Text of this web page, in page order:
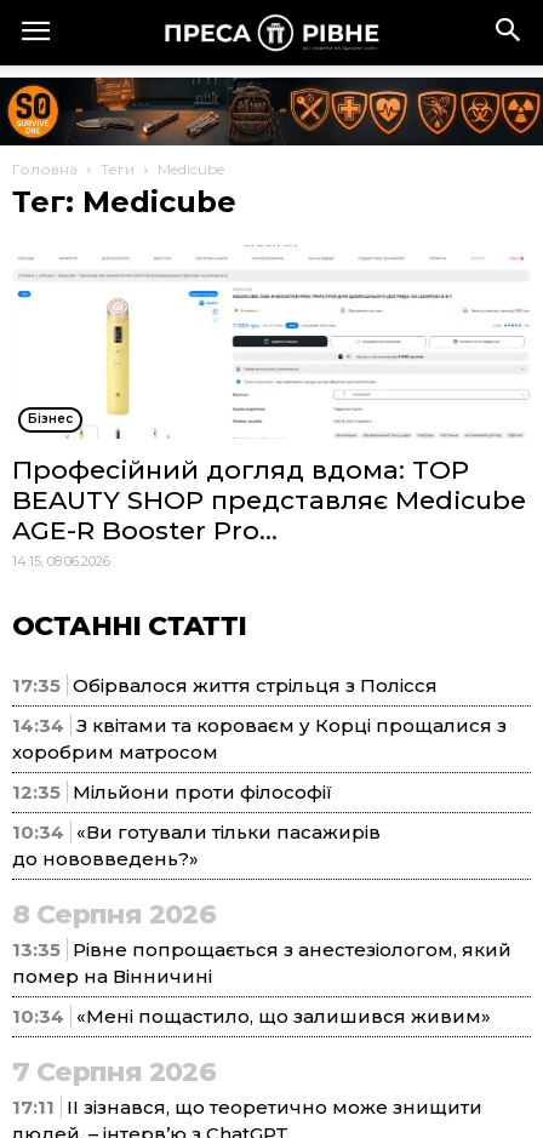
Головна Теги Medicube
Тег: Medicube
Бізнес
Професійний догляд вдома: TOP
BEAUTY SHOP представляє Medicube
AGE-R Booster Pro...
14:15, 08.06.2026
ОСТАННІ СТАТТІ
17:35 Обірвалося життя стрільця з Полісся
14:34 З квітами та короваєм у Корці прощалися з
хоробрим матросом
12:35 Мільйони проти філософії
10:34
«Ви готували тільки пасажирів
до нововведень?»
8 Серпня 2026
13:35 Рівне попрощається з анестезіологом, який
помер на Вінничині
10:34
«Мені пощастило, що залишився живим»
7 Серпня 2026
17:11
ІІ зізнався, що теоретично може знищити